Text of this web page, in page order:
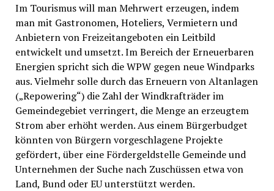
Im Tourismus will man Mehrwert erzeugen, indem
man mit Gastronomen, Hoteliers, Vermietern und
Anbietern von Freizeitangeboten ein Leitbild
entwickelt und umsetzt. Im Bereich der Erneuerbaren
Energien spricht sich die WPW gegen neue Windparks
aus. Vielmehr solle durch das Erneuern von Altanlagen
(„Repowering“) die Zahl der Windkrafträder im
Gemeindegebiet verringert, die Menge an erzeugtem
Strom aber erhöht werden. Aus einem Bürgerbudget
könnten von Bürgern vorgeschlagene Projekte
gefördert, über eine Fördergeldstelle Gemeinde und
Unternehmen der Suche nach Zuschüssen etwa von
Land, Bund oder EU unterstützt werden.